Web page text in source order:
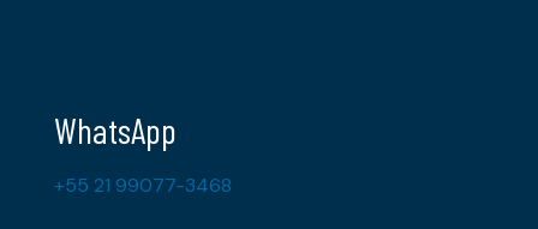
WhatsApp
+55 21 99077-3468